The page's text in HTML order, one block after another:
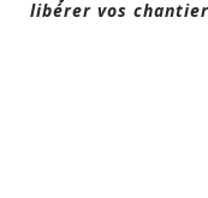
libérer vos